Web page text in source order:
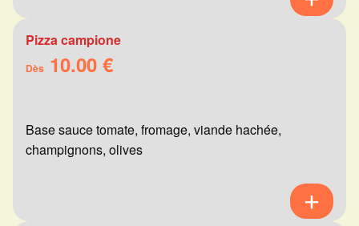
Pizza campione
Dès 10.00 €
Base sauce tomate, fromage, viande hachée,
champignons, olives